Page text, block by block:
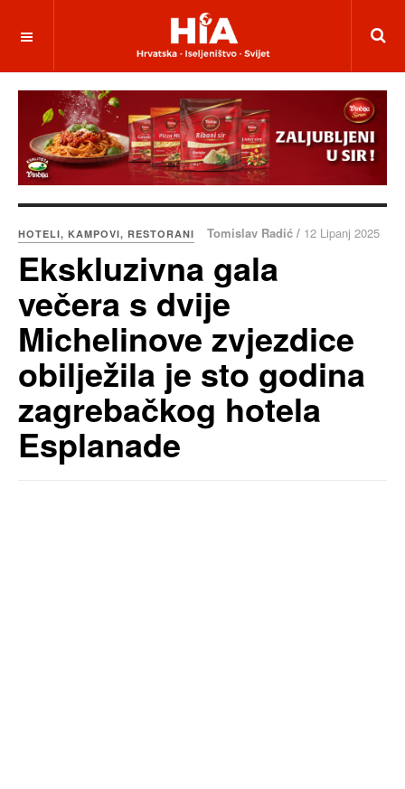
HOTELI, KAMPOVI, RESTORANI Tomislav Radić / 12 Lipanj 2025
Ekskluzivna gala
večera s dvije
Michelinove zvjezdice
obilježila je sto godina
zagrebačkog hotela
Esplanade